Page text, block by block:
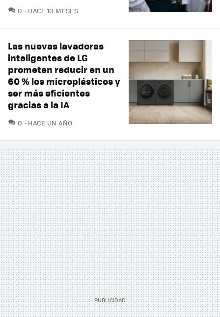
0 COMENTARIOS
HACE 10 MESES
Las nuevas lavadoras
inteligentes de LG
prometen reducir en un
60 % los microplásticos y
ser más eficientes
gracias a la IA
0 COMENTARIOS
HACE UN AÑO